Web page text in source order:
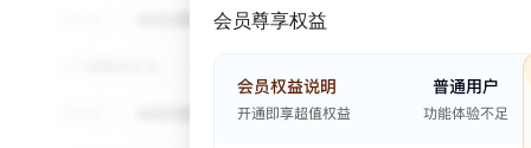
会员尊享权益